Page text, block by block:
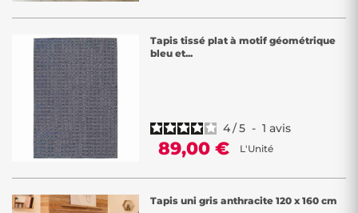
Tapis tissé plat à motif géométrique
bleu et...
4/5 - 1 avis
89,00 € L'Unité
Tapis uni gris anthracite 120 x 160 cm